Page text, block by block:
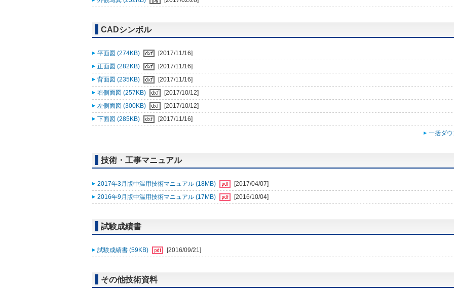
CADシンボル
平面図 (274KB)
[2017/11/16]
正面図 (282KB)
[2017/11/16]
背面図 (235KB)
[2017/11/16]
右側面図 (257KB)
[2017/10/12]
左側面図 (300KB)
[2017/10/12]
下面図 (285KB)
[2017/11/16]
一括ダ
技術・工事マニュアル
2017年3月版中温用技術マニュアル (18MB)
[2017/04/07]
2016年9月版中温用技術マニュアル (17MB)
[2016/10/04]
試験成績書
試験成績書 (59KB) [2016/09/21]
その他技術資料